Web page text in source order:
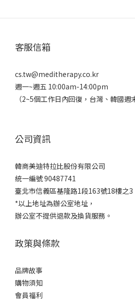
客服信箱
cs.tw@meditherapy.co.kr
週一~週五 10:00am-14:00pm
（2~5個工作日內回復，台灣、韓國
公司資訊
韓商美迪特拉比股份有限公司
統一編號 90487741
臺北市信義區基隆路1段163號18樓之3
*以上地址為辦公室地址，
辦公室不提供退款及換貨服務。
政策與條款
品牌故事
購物須知
會員福利